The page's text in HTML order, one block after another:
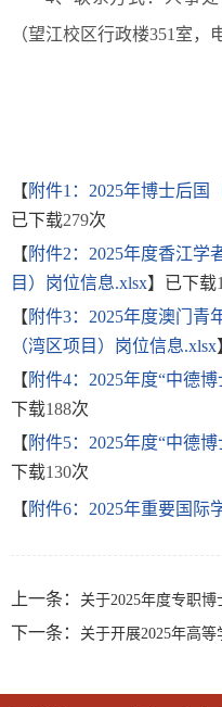
（望江校区行政楼351室，
【 附件1：2025年博士后国
已下载279次
【 附件2：2025年度香江学
目）岗位信息.xlsx】已下载
【 附件3：2025年度澳门青
（湾区项目）岗位信息.xlsx
【 附件4：2025年度“中德
下载188次
【 附件5：2025年度“中德
下载130次
【 附件6：2025年重要国际
上一条： 关于2025年度专职
下一条： 关于开展2025年高